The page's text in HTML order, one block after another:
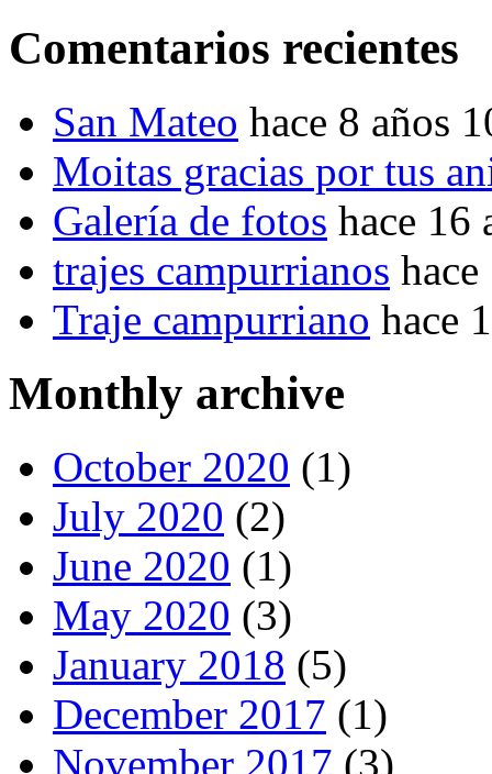
Comentarios recientes
San Mateo hace 8 años
Moitas gracias por tus
Galería de fotos hace 16
trajes campurrianos
Traje campurriano hace
Monthly archive
October 2020 (1)
July 2020 (2)
June 2020 (1)
May 2020 (3)
January 2018 (5)
December 2017 (1)
November 2017 (3)